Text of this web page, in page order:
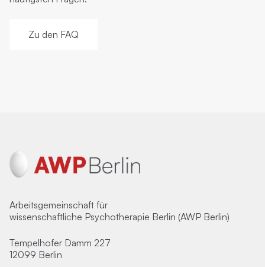
Zu den FAQ
Arbeitsgemeinschaft für
wissenschaftliche Psychotherapie Berlin (AWP Berlin)
Tempelhofer Damm 227
12099 Berlin